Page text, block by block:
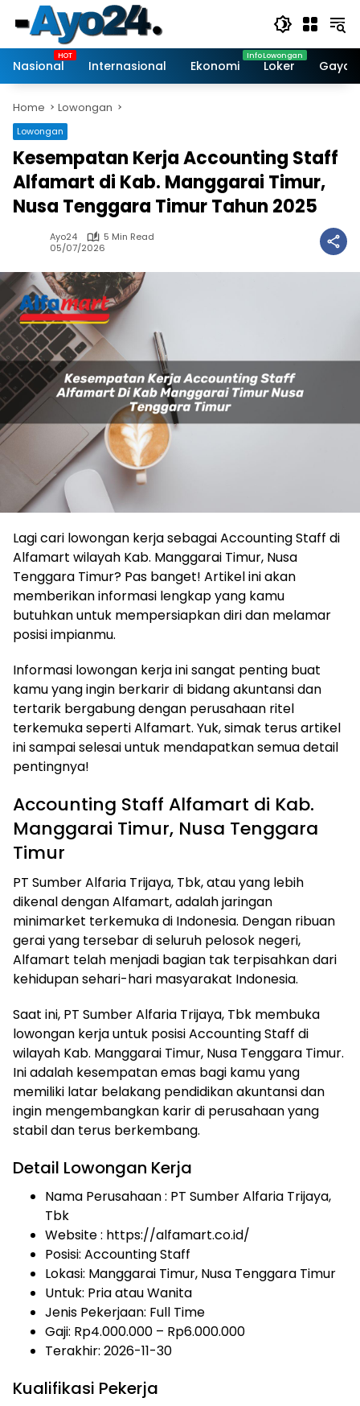
content
Nasional
Internasional Ekonomi Loker Gaya
Home Lowongan
Lowongan
Kesempatan Kerja Accounting Staff
Alfamart di Kab. Manggarai Timur,
Nusa Tenggara Timur Tahun 2025
Ayo24
5 Min Read
05/07/2026
Lagi cari lowongan kerja sebagai Accounting Staff di
Alfamart wilayah Kab. Manggarai Timur, Nusa
Tenggara Timur? Pas banget! Artikel ini akan
memberikan informasi lengkap yang kamu
butuhkan untuk mempersiapkan diri dan melamar
posisi impianmu.
Informasi lowongan kerja ini sangat penting buat
kamu yang ingin berkarir di bidang akuntansi dan
tertarik bergabung dengan perusahaan ritel
terkemuka seperti Alfamart. Yuk, simak terus artikel
ini sampai selesai untuk mendapatkan semua detail
pentingnya!
Accounting Staff Alfamart di Kab.
Manggarai Timur, Nusa Tenggara
Timur
PT Sumber Alfaria Trijaya, Tbk, atau yang lebih
dikenal dengan Alfamart, adalah jaringan
minimarket terkemuka di Indonesia. Dengan ribuan
gerai yang tersebar di seluruh pelosok negeri,
Alfamart telah menjadi bagian tak terpisahkan dari
kehidupan sehari-hari masyarakat Indonesia.
Saat ini, PT Sumber Alfaria Trijaya, Tbk membuka
lowongan kerja untuk posisi Accounting Staff di
wilayah Kab. Manggarai Timur, Nusa Tenggara Timur.
Ini adalah kesempatan emas bagi kamu yang
memiliki latar belakang pendidikan akuntansi dan
ingin mengembangkan karir di perusahaan yang
stabil dan terus berkembang.
Detail Lowongan Kerja
Nama Perusahaan : PT Sumber Alfaria Trijaya,
Tbk
Website : https://alfamart.co.id/
Posisi: Accounting Staff
Lokasi: Manggarai Timur, Nusa Tenggara Timur
Untuk: Pria atau Wanita
Jenis Pekerjaan: Full Time
Gaji: Rp4.000.000 – Rp6.000.000
Terakhir: 2026-11-30
Kualifikasi Pekerja